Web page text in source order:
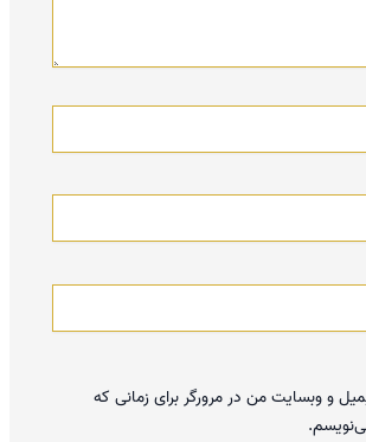
و وبسایت من در مرورگر برای زمانی که